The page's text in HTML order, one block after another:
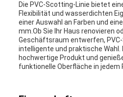
Die PVC-Scotting-Linie bietet
Flexibilität und wasserdichten
einer Auswahl an Farben und
mm.Ob Sie Ihr Haus renovieren
Geschäftsraum entwerfen,
intelligente und praktische Wahl.
hochwertige Produkt und
funktionelle Oberfläche in jedem